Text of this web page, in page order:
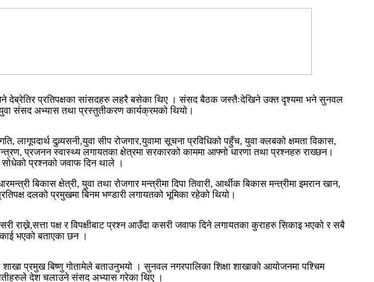
भने देब्रेतिर प्रतिपक्षका सांसदहरु लहरै बसेका थिए । संसद बैठक जस्तैःदेखिने उक्त दृश्यमा भने सुनवल
संसद अभ्यास तथा प्रस्तुतीकरण कार्यक्रमको थियो।
लागूपदार्थ दुव्र्यसनी,युवा सीप रोजगार,युवामा सूचना प्रविधिको पहुँच, युवा क्लबको क्षमता विकास,
प्रजनन स्वास्थ्य लगायतका क्षेत्रमा सरकारको काममा आफ्नो धारणा तथा प्रश्नहरु राख्छन।
सोधेको प्रश्नको जवाफ दिन थाले ।
बिकास क्षेत्री, युवा तथा रोजगार मन्त्रीमा दिपा तिवारी, आर्थीक बिकास मन्त्रीमा इमरान खान,
दलको प्रमुखमा बिनम भण्डारी लगायतको भूमिका रहेको थियो।
राख्ने,सत्ता पक्ष र विपक्षीबाट प्रश्न आउँदा कसरी जवाफ दिने लगायतका कुराहरु सिकाइ भएको र सबै
भएको बताएका छन ।
शाखा प्रमुख बिष्णु गोतामेले बताउनुभयो । सुनवल नगरपालिका शिक्षा शाखाको आयोजनमा पश्चिम
देश चलाउने संसद अभ्यास गरेका थिए ।